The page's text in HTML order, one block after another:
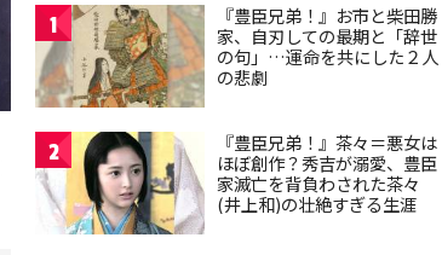
1
『豊臣兄弟！』お市と柴田勝
家、自刃しての最期と「辞世
の句」…運命を共にした２人
の悲劇
2
『豊臣兄弟！』茶々＝悪女は
ほぼ創作？秀吉が溺愛、豊臣
家滅亡を背負わされた茶々
(井上和)の壮絶すぎる生涯